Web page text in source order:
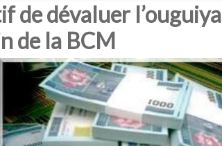
de dévaluer l’ouguiya
de la BCM